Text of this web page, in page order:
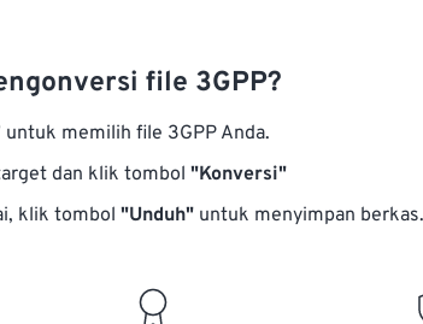
file 3GPP?
untuk memilih file 3GPP Anda.
dan klik tombol "Konversi"
klik tombol "Unduh" untuk menyimpan berkas.